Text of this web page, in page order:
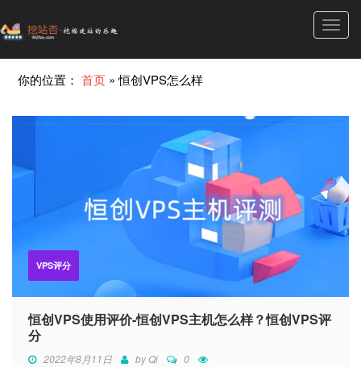
你的位置：首页 »恒创VPS怎么样
VPS评分
恒创VPS使用评价-恒创VPS主机怎么样？恒创VPS评
分
2022年8月11日 byQi 0